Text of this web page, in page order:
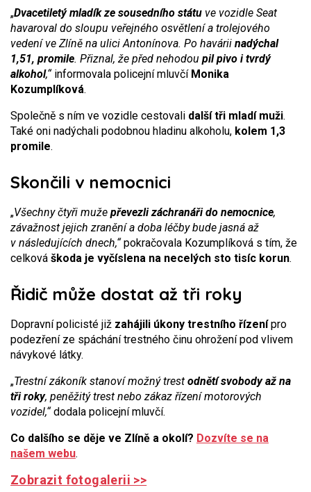
„Dvacetiletý mladík ze sousedního státu ve vozidle Seat
havaroval do sloupu veřejného osvětlení a trolejového
vedení ve Zlíně na ulici Antonínova. Po havárii nadýchal
1,51, promile. Přiznal, že před nehodou pil pivo i tvrdý
alkohol,“informovala policejní mluvčí Monika
Kozumplíková.
Společně s ním ve vozidle cestovali další tři mladí muži.
Také oni nadýchali podobnou hladinu alkoholu, kolem 1,3
promile.
Skončili v nemocnici
„Všechny čtyři muže převezli záchranáři do nemocnice,
závažnost jejich zranění a doba léčby bude jasná až
v následujících dnech,“pokračovala Kozumplíková s tím, že
celková škoda je vyčíslena na necelých sto tisíc korun.
Řidič může dostat až tři roky
Dopravní policisté již zahájili úkony trestního řízenípro
podezření ze spáchání trestného činu ohrožení pod vlivem
návykové látky.
„Trestní zákoník stanoví možný trest odnětí svobody až na
tři roky, peněžitý trest nebo zákaz řízení motorových
vozidel,“dodala policejní mluvčí.
Co dalšího se děje ve Zlíně a okolí? Dozvíte se na
našem webu.
Zobrazit fotogalerii >>